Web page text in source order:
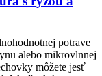
potrave
alebo mikrovlnnej
môžete jesť